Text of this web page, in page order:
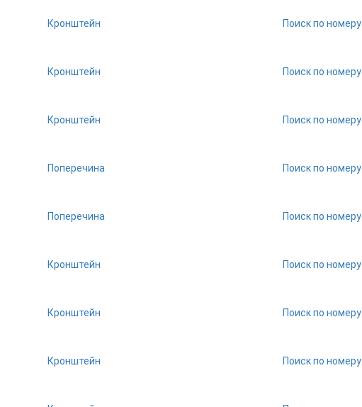
Кронштейн Поиск по номеру
Кронштейн Поиск по номеру
Кронштейн Поиск по номеру
Поперечина Поиск по номеру
Поперечина Поиск по номеру
Кронштейн Поиск по номеру
Кронштейн Поиск по номеру
Кронштейн Поиск по номеру